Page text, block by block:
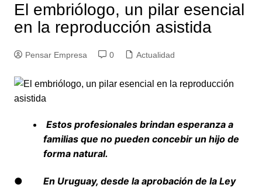
El embriólogo, un pilar esencial
en la reproducción asistida
Pensar Empresa 0 Actualidad
Estos profesionales brindan esperanza a
familias que no pueden concebir un hijo de
forma natural.
●
En Uruguay, desde la aprobación de la Ley